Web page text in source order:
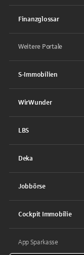
Finanzglossar
Weitere Portale
S-Immobilien
WirWunder
LBS
Deka
Jobbörse
Cockpit Immobilie
App Sparkasse